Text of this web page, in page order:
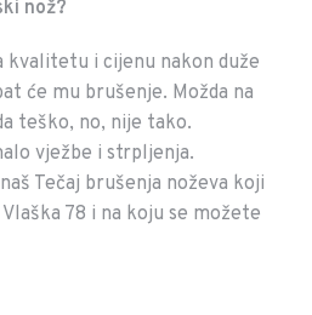
nož?
kvalitetu i cijenu nakon duže
će mu brušenje. Možda na
teško, no, nije tako.
vježbe i strpljenja.
Tečaj brušenja noževa koji
78 i na koju se možete